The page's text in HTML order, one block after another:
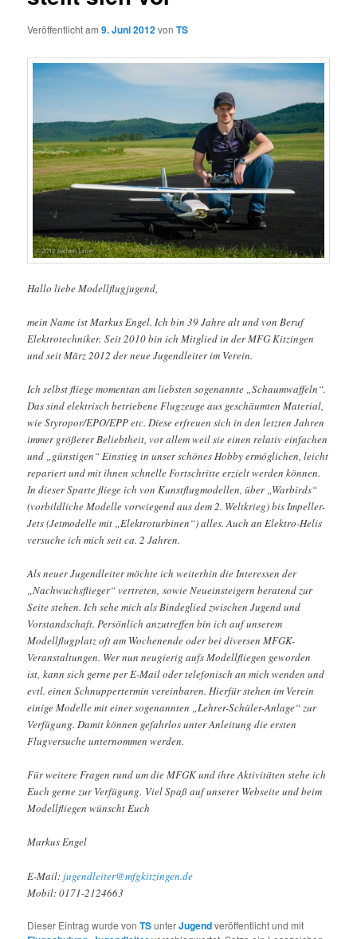
Veröffentlicht am9. Juni 2012vonTS
Hallo liebe Modellflugjugend,
mein Name ist Markus Engel. Ich bin 39 Jahre alt und von Beruf
Elektrotechniker. Seit 2010 bin ich Mitglied in der MFG Kitzingen
und seit März 2012 der neue Jugendleiter im Verein.
Ich selbst fliege momentan am liebsten sogenannte „Schaumwaffeln“.
Das sind elektrisch betriebene Flugzeuge aus geschäumten Material,
wie Styropor/EPO/EPP etc. Diese erfreuen sich in den letzten Jahren
immer größerer Beliebtheit, vor allem weil sie einen relativ einfachen
und „günstigen“ Einstieg in unser schönes Hobby ermöglichen, leicht
repariert und mit ihnen schnelle Fortschritte erzielt werden können.
In dieser Sparte fliege ich von Kunstflugmodellen, über „Warbirds“
(vorbildliche Modelle vorwiegend aus dem 2. Weltkrieg) bis Impeller-
Jets (Jetmodelle mit „Elektroturbinen“) alles. Auch an Elektro-Helis
versuche ich mich seit ca. 2 Jahren.
Als neuer Jugendleiter möchte ich weiterhin die Interessen der
„Nachwuchsflieger“ vertreten, sowie Neueinsteigern beratend zur
Seite stehen. Ich sehe mich als Bindeglied zwischen Jugend und
Vorstandschaft. Persönlich anzutreffen bin ich auf unserem
Modellflugplatz oft am Wochenende oder bei diversen MFGK-
Veranstaltungen. Wer nun neugierig aufs Modellfliegen geworden
ist, kann sich gerne per E-Mail oder telefonisch an mich wenden und
evtl. einen Schnuppertermin vereinbaren. Hierfür stehen im Verein
einige Modelle mit einer sogenannten „Lehrer-Schüler-Anlage“ zur
Verfügung. Damit können gefahrlos unter Anleitung die ersten
Flugversuche unternommen werden.
Für weitere Fragen rund um die MFGK und ihre Aktivitäten stehe ich
Euch gerne zur Verfügung. Viel Spaß auf unserer Webseite und beim
Modellfliegen wünscht Euch
Markus Engel
E-Mail: jugendleiter@mfgkitzingen.de
Mobil: 0171-2124663
Dieser Eintrag wurde vonTSunterJugendveröffentlicht und mit